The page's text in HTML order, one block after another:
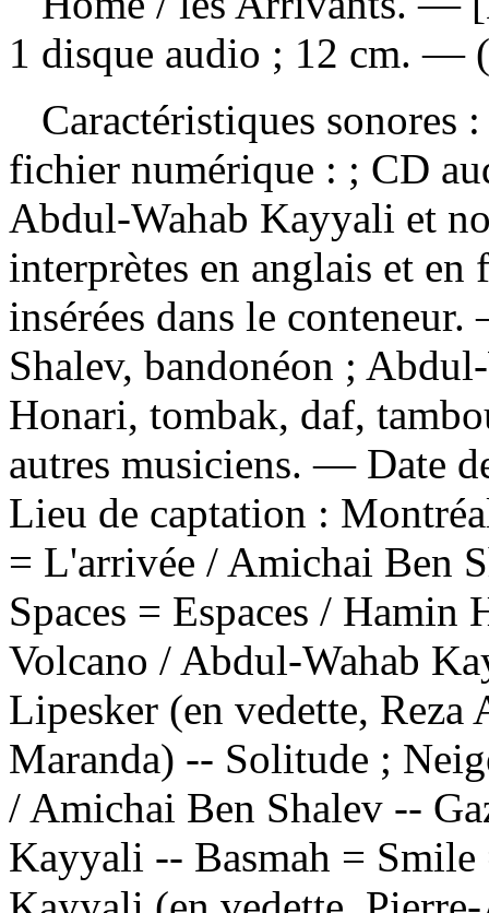
1 disque audio ; 12 cm. —
Caractéristiques sonores
fichier numérique : ; CD
Abdul-Wahab Kayyali et
interprètes en anglais et
insérées dans le
Shalev, bandonéon ;
Honari, tombak, daf,
autres musiciens. — Date
Lieu de captation :
= L'arrivée / Amichai Ben
Spaces = Espaces /
Volcano / Abdul-Wahab
Lipesker (en vedette, Reza
Maranda) -- Solitude ;
/ Amichai Ben Shalev --
Kayyali -- Basmah =